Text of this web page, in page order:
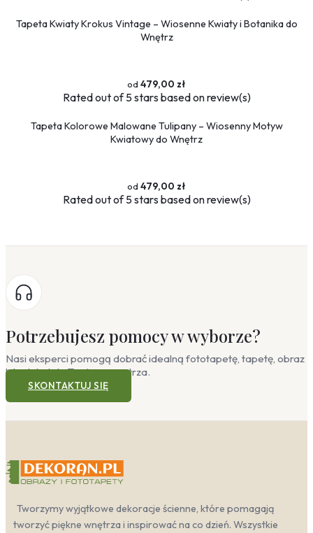
Tapeta Kwiaty Krokus Vintage – Wiosenne Kwiaty i Botanika do
Wnętrz
479,00 zł
Ratedout of 5 stars based onreview(s)
Tapeta Kolorowe Malowane Tulipany – Wiosenny Motyw
Kwiatowy do Wnętrz
479,00 zł
Ratedout of 5 stars based onreview(s)
Potrzebujesz pomocy w wyborze?
Nasi eksperci pomogą dobrać idealną fototapetę, tapetę, obraz
lub plakat do Twojego wnętrza.
SKONTAKTUJ SIĘ
Tworzymy wyjątkowe dekoracje ścienne, które pomagają
tworzyć piękne wnętrza i inspirować na co dzień. Wszystkie